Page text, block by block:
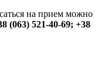
на прием можно
(063) 521-40-69; +38